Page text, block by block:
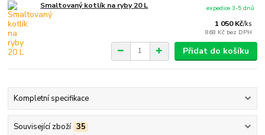
Smaltovaný kotlík na ryby 20 L
1 050 Kč/ks
868 Kč bez DPH
expedice 3-5 dnů
Přidat do košíku
Kompletní specifikace
Související zboží 35